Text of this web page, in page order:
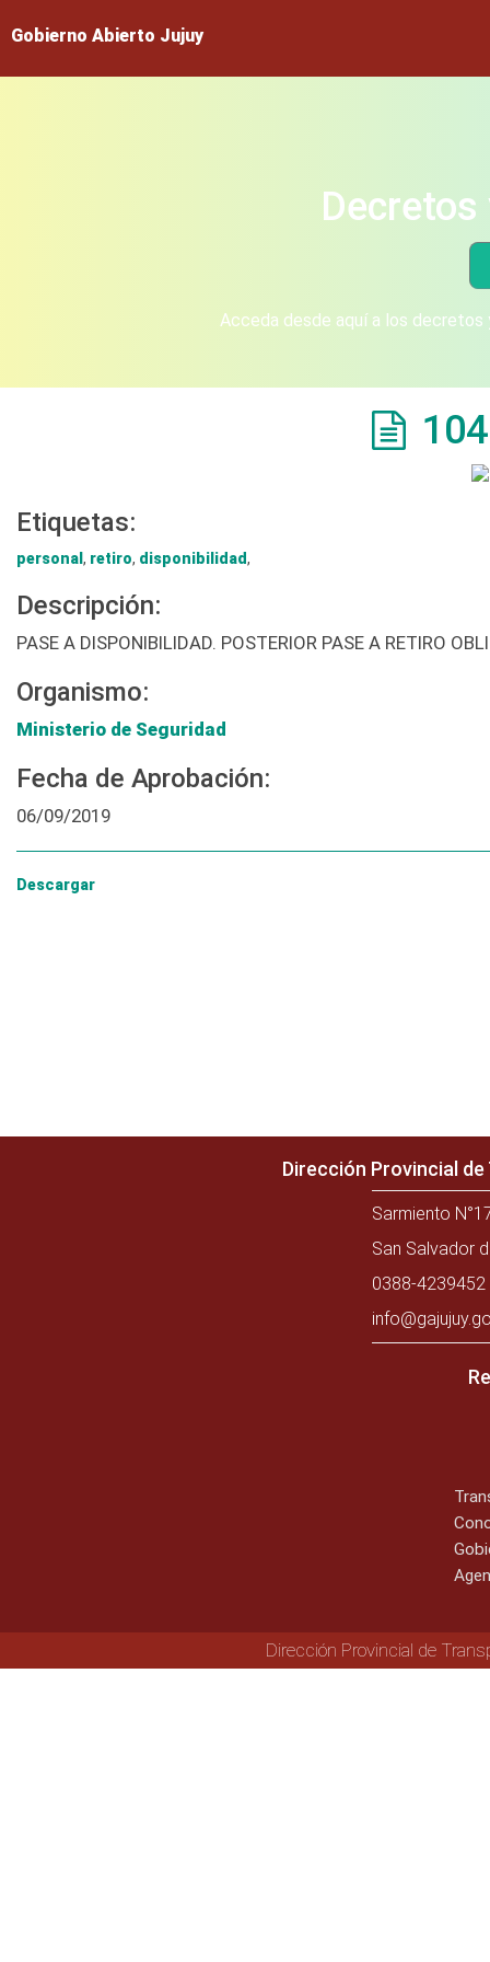
Gobierno Abierto Jujuy
Acceda desde aquí a los
Etiquetas:
personal , retiro, disponibilidad,
Descripción:
PASE A DISPONIBILIDAD. POSTERIOR PASE A RETIRO
Organismo:
Ministerio de Seguridad
Fecha de Aprobación:
06/09/2019
Descargar
Dirección Provincial
Sarmiento
San Salvador
0388-
Dirección Provincial de